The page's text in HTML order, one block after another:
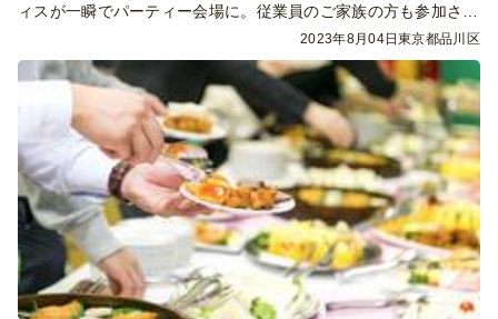
ィスが一瞬でパーティー会場に。従業員のご家族の方も参加さ
れ、参加人数は１00人超え。終始、和やかな雰囲気で、子ども
から大人まで幅広い年代の方にお楽しみ頂けました。
2023年8月04日東京都品川区